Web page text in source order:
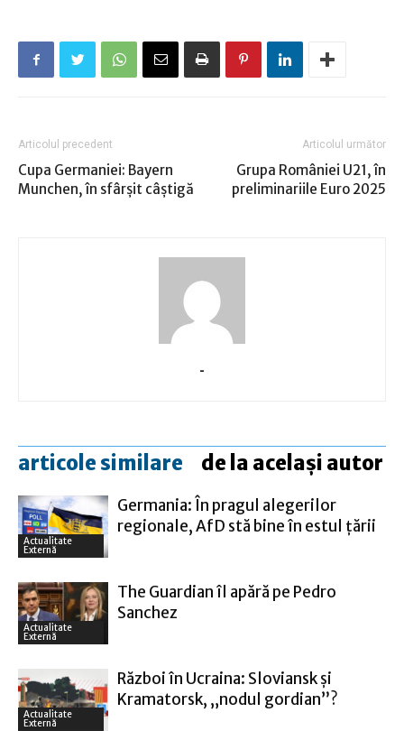
Articolul precedent
Cupa Germaniei: Bayern
Munchen, în sfârşit câştigă
Articolul următor
Grupa României U21, în
preliminariile Euro 2025
-
articole similare de la același autor
Actualitate
Externă
Germania: În pragul alegerilor
regionale, AfD stă bine în estul ţării
Actualitate
Externă
The Guardian îl apără pe Pedro
Sanchez
Actualitate
Externă
Război în Ucraina: Sloviansk şi
Kramatorsk, „nodul gordian”?